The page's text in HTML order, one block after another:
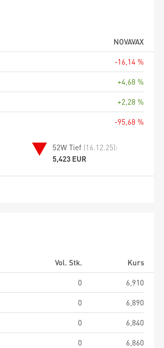
NOVAVAX
-16,14 %
+4,68 %
+2,28 %
-95,68 %
52W Tief (16.12.25):
5,423 EUR
Vol. Stk.
Kurs
0
6,910
0
6,890
0
6,840
0
6,860